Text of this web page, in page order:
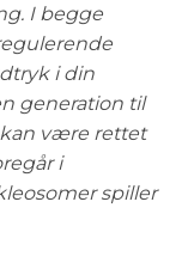
I begge
i din
generation til
være rettet
i
spiller